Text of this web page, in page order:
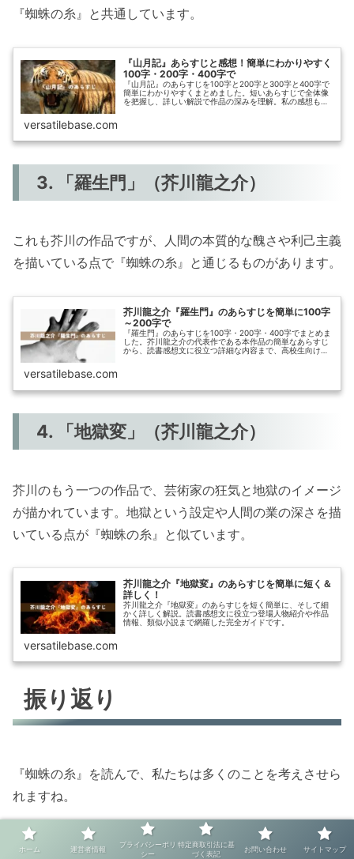
『蜘蛛の糸』と共通しています。
『山月記』あらすじと感想！簡単にわかりやすく
100字・200字・400字で
『山月記』のあらすじを100字と200字と300字と400字で
簡単にわかりやすくまとめました。短いあらすじで全体像
を把握し、詳しい解説で作品の深みを理解。私の感想もご
versatilebase.com
3. 「羅生門」（芥川龍之介）
これも芥川の作品ですが、人間の本質的な醜さや利己主義
を描いている点で『蜘蛛の糸』と通じるものがあります。
芥川龍之介『羅生門』のあらすじを簡単に100字
～200字で
『羅生門』のあらすじを100字・200字・400字でまとめま
した。芥川龍之介の代表作である本作品の簡単なあらすじ
から、読書感想文に役立つ詳細な内容まで、高校生向けに
versatilebase.com
4. 「地獄変」（芥川龍之介）
芥川のもう一つの作品で、芸術家の狂気と地獄のイメージ
が描かれています。地獄という設定や人間の業の深さを描
いている点が『蜘蛛の糸』と似ています。
芥川龍之介『地獄変』のあらすじを簡単に短く＆
詳しく！
芥川龍之介『地獄変』のあらすじを短く簡単に、そして細
かく詳しく解説。読書感想文に役立つ登場人物紹介や作品
情報、類似小説まで網羅した完全ガイドです。
versatilebase.com
振り返り
『蜘蛛の糸』を読んで、私たちは多くのことを考えさせら
れますね。
この物語は短いけれど、人間の本質や道徳、そして救済に
ホーム 運営者情報
プライバシーポリ
シー
特定商取引法に基
づく表記
お問い合わせ サイトマップ